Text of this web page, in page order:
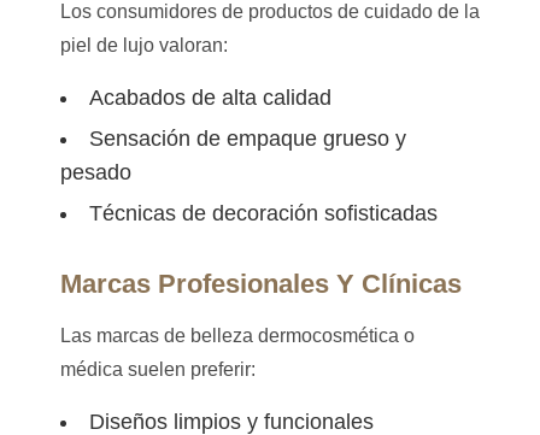
Los consumidores de productos de cuidado de la
piel de lujo valoran:
Acabados de alta calidad
Sensación de empaque grueso y
pesado
Técnicas de decoración sofisticadas
Marcas Profesionales Y Clínicas
Las marcas de belleza dermocosmética o
médica suelen preferir:
Diseños limpios y funcionales